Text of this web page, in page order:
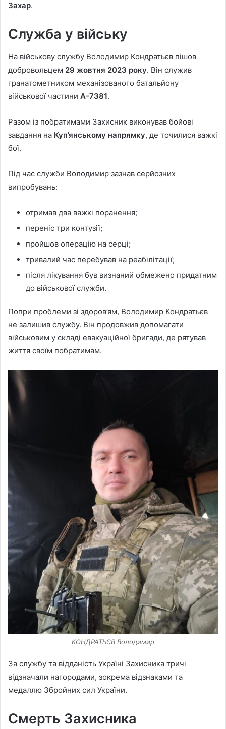
Захар.
Служба у війську
На військову службу Володимир Кондратьєв пішов
добровольцем 29 жовтня 2023 року. Він служив
гранатометником механізованого батальйону
військової частини А-7381.
Разом із побратимами Захисник виконував бойові
завдання на Куп’янському напрямку, де точилися важкі
бої.
Під час служби Володимир зазнав серйозних
випробувань:
отримав два важкі поранення;
переніс три контузії;
пройшов операцію на серці;
тривалий час перебував на реабілітації;
після лікування був визнаний обмежено придатним
до військової служби.
Попри проблеми зі здоров’ям, Володимир Кондратьєв
не залишив службу. Він продовжив допомагати
військовим у складі евакуаційної бригади, де рятував
життя своїм побратимам.
КОНДРАТЬЄВ Володимир
За службу та відданість Україні Захисника тричі
відзначали нагородами, зокрема відзнаками та
медаллю Збройних сил України.
Смерть Захисника